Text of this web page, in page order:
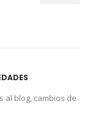
al blog, cambios de